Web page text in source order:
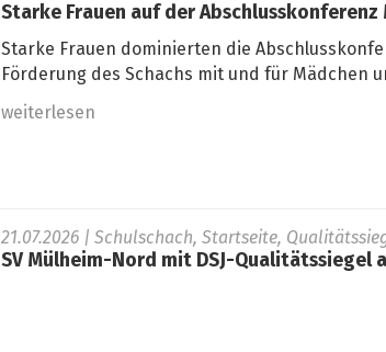
Starke Frauen auf der Abschlusskonferenz
Starke Frauen dominierten die
Förderung des Schachs mit und für Mädchen
weiterlesen
21.07.2026 | Schulschach, Startseite,
SV Mülheim-Nord mit DSJ-Qualitätssiegel